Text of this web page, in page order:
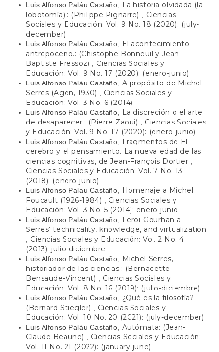
Luis Alfonso Paláu Castaño, La historia olvidada (la
lobotomía).: (Philippe Pignarre) , Ciencias
Sociales y Educación: Vol. 9 No. 18 (2020): (july-
december)
Luis Alfonso Paláu Castaño, El acontecimiento
antropoceno.: (Chistophe Bonneuil y Jean-
Baptiste Fressoz) , Ciencias Sociales y
Educación: Vol. 9 No. 17 (2020): (enero-junio)
Luis Alfonso Paláu Castaño, A propósito de Michel
Serres (Agen, 1930) , Ciencias Sociales y
Educación: Vol. 3 No. 6 (2014)
Luis Alfonso Paláu Castaño, La discreción o el arte
de desaparecer.: (Pierre Zaoui) , Ciencias Sociales
y Educación: Vol. 9 No. 17 (2020): (enero-junio)
Luis Alfonso Paláu Castaño, Fragmentos de El
cerebro y el pensamiento. La nueva edad de las
ciencias cognitivas, de Jean-François Dortier ,
Ciencias Sociales y Educación: Vol. 7 No. 13
(2018): (enero-junio)
Luis Alfonso Palau Castaño, Homenaje a Michel
Foucault (1926-1984) , Ciencias Sociales y
Educación: Vol. 3 No. 5 (2014): enero-junio
Luis Alfonso Paláu Castaño, Leroi-Gourhan a
Serres’ technicality, knowledge, and virtualization
, Ciencias Sociales y Educación: Vol. 2 No. 4
(2013): julio-diciembre
Luis Alfonso Paláu Castaño, Michel Serres,
historiador de las ciencias.: (Bernadette
Bensaude-Vincent) , Ciencias Sociales y
Educación: Vol. 8 No. 16 (2019): (julio-diciembre)
Luis Alfonso Paláu Castaño, ¿Qué es la filosofía?
(Bernard Stiegler) , Ciencias Sociales y
Educación: Vol. 10 No. 20 (2021): (july-december)
Luis Alfonso Paláu Castaño, Autómata: (Jean-
Claude Beaune) , Ciencias Sociales y Educación:
Vol. 11 No. 21 (2022): (january-june)